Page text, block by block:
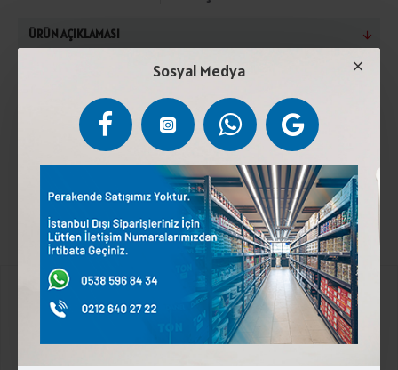
Sosyal Medya
ÜRÜN AÇIKLAMASI
Sofralık Siyah Zeytin,Yağ,Tuz. Türk Gıda Kodeksi
Sofralık Zeytin Tebliğine uygun üretilmiştir. Serin ve
Kuru Yerde Muhafaza Ediniz.Türk Gıda Kodeksine
Uygundur.
Kurumsal
Üyelik İşlemleri